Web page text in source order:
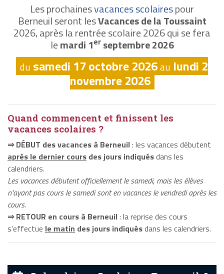
Les prochainesvacances scolairespour
Berneuil seront lesVacances de la Toussaint
2026, après la rentrée scolaire 2026 qui se fera
lemardi 1erseptembre 2026
du samedi 17 octobre 2026au lundi 2
novembre 2026
Quand commencent et finissent les
vacances scolaires ?
⇒ DÉBUT des vacances à Berneuil: les vacances débutent
après le dernier cours des jours indiquésdans les
calendriers.
Les vacances débutent officiellement le samedi, mais les élèves
n'ayant pas cours le samedi sont en vacances le vendredi après les
cours.
⇒ RETOUR en cours à Berneuil: la reprise des cours
s'effectue le matin des jours indiquésdans les calendriers.